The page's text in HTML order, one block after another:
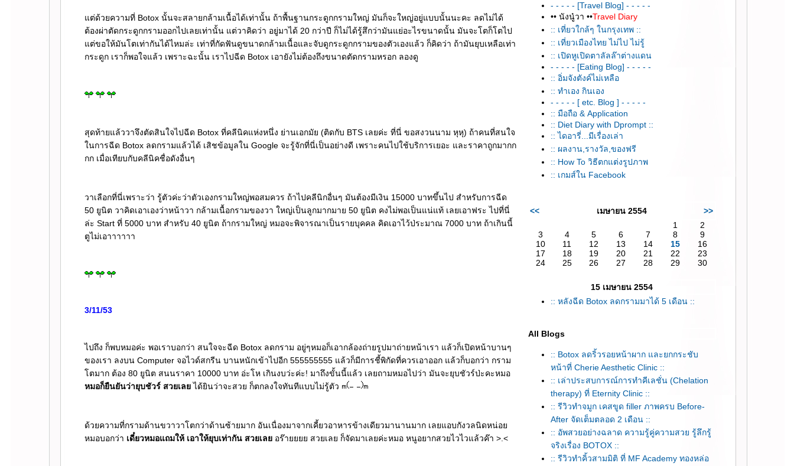
ต่ด้วยความที่ Botox นั้นจะสลายกล้ามเนื้อได้เท่านั้น ถ้าพื้นฐานกระดูกกรามใหญ่ มันก็จะใหญ่อยู่แบบนั้นนะคะ ลดไม่ได้
ต้องผ่าตัดกระดูกกรามออกไปเลยเท่านั้น แต่วาคิดว่า อยู่มาได้ 20 กว่าปี ก็ไม่ได้รู้สึกว่ามันแย่อะไรขนาดนั้น มันจะโตก็โตไป
ต่ขอให้มันโตเท่ากันได้ไหมล่ะ เท่าที่กัดฟันดูขนาดกล้ามเนื้อและจับดูกระดูกกรามของตัวเองแล้ว ก็คิดว่า ถ้ามันยุบเหลือเท่า
กระดูก เราก็พอใจแล้ว เพราะฉะนั้น เราไปฉีด Botox เอายังไม่ต้องถึงขนาดตัดกรามหรอก ลองดู
สุดท้ายแล้ววาจึงตัดสินใจไปฉีด Botox ที่คลีนิคแห่งหนึ่ง ย่านเอกมัย (ติดกับ BTS เลยค่ะ ที่นี่ ขอสงวนนาม หุหุ) ถ้าคนที่สนใจ
นการฉีด Botox ลดกรามแล้วได้ เสิชข้อมูลใน Google จะรู้จักที่นี่เป็นอย่างดี เพราะคนไปใช้บริการเยอะ และราคาถูกมากก
กก เมื่อเทียบกับคลีนิคชื่อดังอื่นๆ
วาเลือกที่นี่เพราะว่า รู้ตัวค่ะว่าตัวเองกรามใหญ่พอสมควร ถ้าไปคลีนิกอื่นๆ มันต้องมีเงิน 15000 บาทขึ้นไป สำหรับการฉีด
50 ยูนิต วาคิดเอาเองว่าหน้าวา กล้ามเนื้อกรามของวา ใหญ่เป็นลูกมากมาย 50 ยูนิต คงไม่พอเป็นแน่แท้ เลยเอาฟระ ไปที่นี่
ล่ะ Start ที่ 5000 บาท สำหรับ 40 ยูนิต ถ้ากรามใหญ่ หมอจะพิจารณาเป็นรายบุคคล คิดเอาไว้ป่ระมาณ 7000 บาท ถ้าเกินนี้
ตูไม่เอาาาาาา
3/11/53
ไปถึง ก็พบหมอค่ะ พอเราบอกว่า สนใจจะฉีด Botox ลดกราม อยู่ๆหมอก็เอากล้องถ่ายรูปมาถ่ายหน้าเรา แล้วก็เปิดหน้าบานๆ
ของเรา ลงบน Computer จอไวด์สกรีน บานหนักเข้าไปอีก 555555555 แล้วก็มีการชี้พิกัดที่ควรเอาออก แล้วก็บอกว่า กราม
ตมาก ต้อง 80 ยูนิต สนนราคา 10000 บาท อ่ะโห เกินงบว่ะค่ะ! มาถึงขั้นนี้แล้ว เลยถามหมอไปว่า มันจะยุบชัวร์ป่ะคะหมอ
หมอก็ยืนยันว่ายุบชัวร์ สวยเลได้ยินว่าจะสวย ก็ตกลงใจทันทีแบบไม่รู้ตัว
ด้วยความที่กรามด้านขวาวาโตกว่าด้านซ้ายมาก อันเนื่องมาจากเคี้ยวอาหารข้างเดียวมานานมาก เลยแอบกังวลนิดหน่อ
หมอบอกว่า เดี๋ยวหมอแถมให้ เอาให้ยุบเท่ากัน สวยเล อร๊ายยยย สวยเลย ก็จัดมาเลยค่ะหมอ หนูอยากสวยไวไวแล้วค๊า >.<
- - - - - [Travel Blog] - - - - -
•• นังนู๋วา ••Travel Diary
:: เที่ยวใกล้ๆ ในกรุงเทพ ::
:: เที่ยวเมืองไทย ไม่ไป ไม่รู้
:: เปิดหูเปิดตาลัลล๊าต่างแดน
- - - - - [Eating Blog] - - - - -
:: อิ่มจังตังค์ไม่เหลือ
:: ทำเอง กินเอง
- - - - - [ etc. Blog ] - - - - -
:: มือถือ & Application
:: Diet Diary with Dprompt ::
:: ไดอารี่...มีเรื่องเล่า
:: ผลงาน,รางวัล,ของฟรี
:: How To วิธีตกแต่งรูปภาพ
:: เกมส์ใน Facebook
<< เมษายน 2554
>>
1
2
3
4 5 6 7 8
9
10
11 12 13 14 15
16
17
18 19 20 21 22
23
24
25 26 27 28 29 30
15 เมษายน 2554
:: หลังฉีด Botox ลดกรามมาได้ 5 เดือน ::
All Blogs
:: Botox ลดริ้วรอยหน้าผาก และยกกระชับ
หน้าที่ Cherie Aesthetic Clinic ::
:: เล่าประสบการณ์การทำคีเลชั่น (Chelation
therapy) ที่ Eternity Clinic ::
:: รีวิวทำจมูก เคสขูด filler ภาพครบ Before-
After จัดเต็มตลอด 2 เดือน ::
:: อัพสวยอย่างฉลาด ความรู้คู่ความสวย รู้ลึกรู้
จริงเรื่อง BOTOX ::
:: รีวิวทำคิ้วสามมิติ ที่ MF Academy ทองหล่อ